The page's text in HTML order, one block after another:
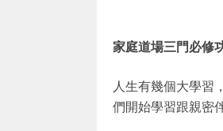
家庭道場三門必修
人生有幾個大學習
們開始學習跟親密